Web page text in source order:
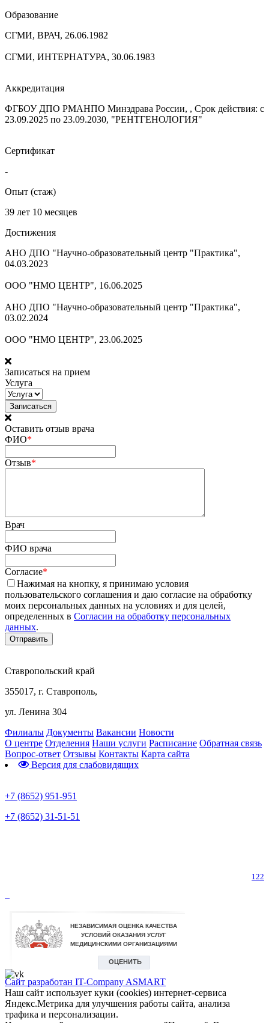
Образование
СГМИ, ВРАЧ, 26.06.1982
СГМИ, ИНТЕРНАТУРА, 30.06.1983
Аккредитация
ФГБОУ ДПО РМАНПО Минздрава России, , Срок действия: с
23.09.2025 по 23.09.2030, "РЕНТГЕНОЛОГИЯ"
Сертификат
-
Опыт (стаж)
39 лет 10 месяцев
Достижения
АНО ДПО "Научно-образовательный центр "Практика",
04.03.2023
ООО "НМО ЦЕНТР", 16.06.2025
АНО ДПО "Научно-образовательный центр "Практика",
03.02.2024
ООО "НМО ЦЕНТР", 23.06.2025
Записаться на прием
Услуга
Оставить отзыв врача
ФИО*
Отзыв*
Врач
ФИО врача
Согласие*
Нажимая на кнопку, я принимаю условия
пользовательского соглашения и даю согласие на обработку
моих персональных данных на условиях и для целей,
определенных в Согласии на обработку персональных
данных.
Ставропольский край
355017, г. Ставрополь,
ул. Ленина 304
Филиалы Документы Вакансии Новости
О центре Отделения Наши услуги Расписание Обратная связь
Вопрос-ответ Отзывы Контакты Карта сайта
Версия для слабовидящих
+7 (8652) 951-951
+7 (8652) 31-51-51
122
Сайт разработан IT-Company ASMART
Наш сайт использует куки (cookies) интернет-сервиса
Яндекс.Метрика для улучшения работы сайта, анализа
трафика и персонализации.